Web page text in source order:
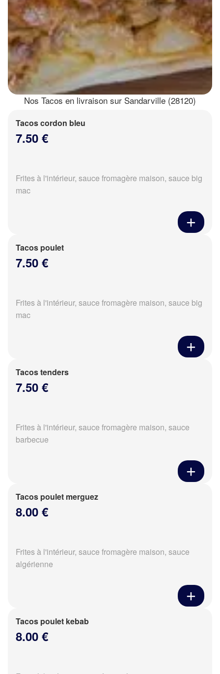
Nos Tacos en livraison sur Sandarville (28120)
Tacos cordon bleu
7.50 €
Frites à l'intérieur, sauce fromagère maison, sauce big
mac
Tacos poulet
7.50 €
Frites à l'intérieur, sauce fromagère maison, sauce big
mac
Tacos tenders
7.50 €
Frites à l'intérieur, sauce fromagère maison, sauce
barbecue
Tacos poulet merguez
8.00 €
Frites à l'intérieur, sauce fromagère maison, sauce
algérienne
Tacos poulet kebab
8.00 €